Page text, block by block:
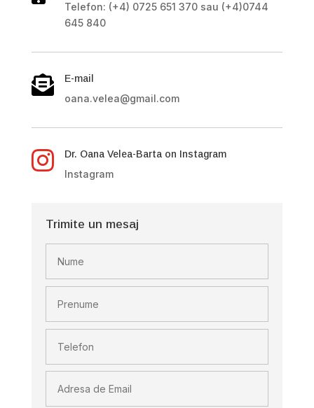
Telefon: (+4) 0725 651 370 sau (+4)0744
645 840
 E-mail
oana.velea@gmail.com
 Dr. Oana Velea-Barta on Instagram
Instagram
Trimite un mesaj